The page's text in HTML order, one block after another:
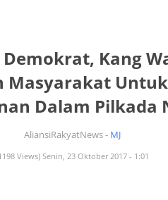
Kang
Masyarakat
Dalam Pilkada
AliansiRakyatNews - MJ
Views) Senin, 23 Oktober 2017 - 1:01